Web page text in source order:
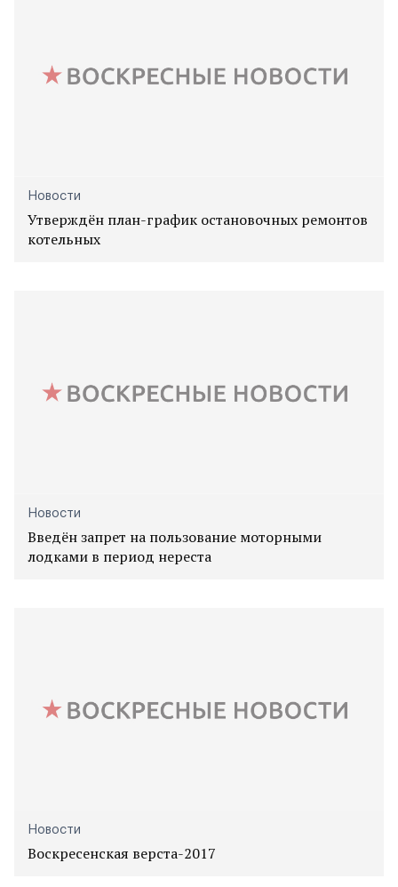
Новости
Утверждён план-график остановочных ремонтов
котельных
Новости
Введён запрет на пользование моторными
лодками в период нереста
Новости
Воскресенская верста-2017